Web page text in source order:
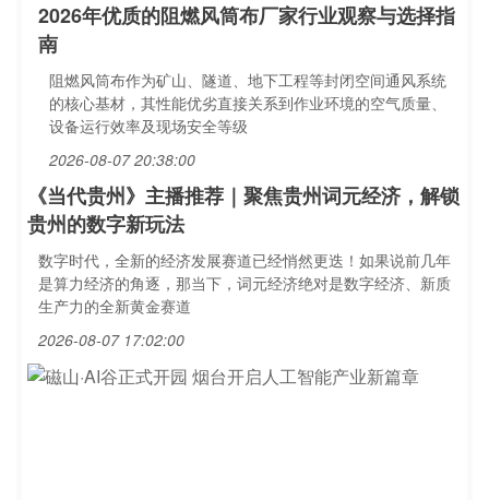
2026年优质的阻燃风筒布厂家行业观察与选择指
南
阻燃风筒布作为矿山、隧道、地下工程等封闭空间通风系统
的核心基材，其性能优劣直接关系到作业环境的空气质量、
设备运行效率及现场安全等级
2026-08-07 20:38:00
《当代贵州》主播推荐｜聚焦贵州词元经济，解锁
贵州的数字新玩法
数字时代，全新的经济发展赛道已经悄然更迭！如果说前几年
是算力经济的角逐，那当下，词元经济绝对是数字经济、新质
生产力的全新黄金赛道
2026-08-07 17:02:00